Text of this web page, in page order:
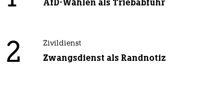
AfD-Wählen als Triebabfuhr
2 Zivildienst
Zwangsdienst als Randnotiz